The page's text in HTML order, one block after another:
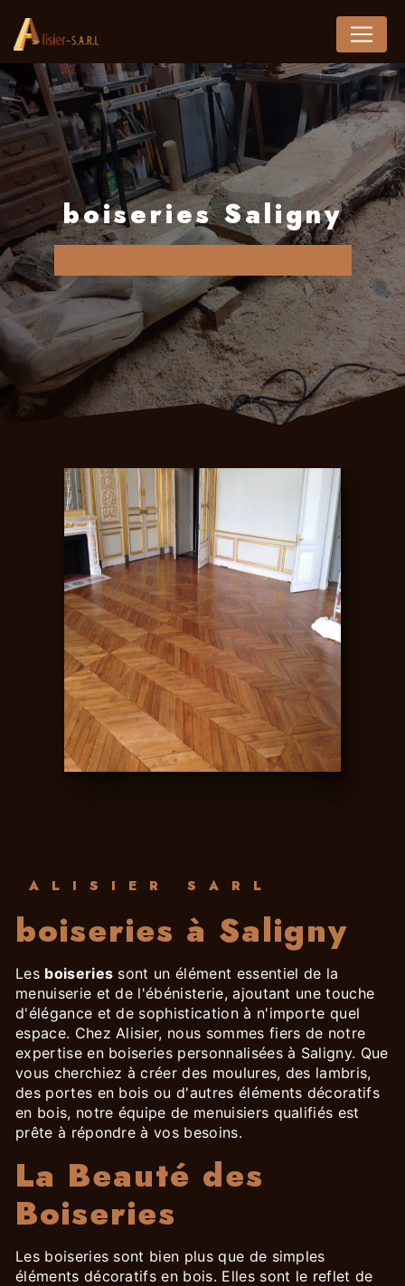
boiseries Saligny
ALISIER SARL
boiseries à Saligny
Les boiseries sont un élément essentiel de la
menuiserie et de l'ébénisterie, ajoutant une touche
d'élégance et de sophistication à n'importe quel
espace. Chez Alisier, nous sommes fiers de notre
expertise en boiseries personnalisées à Saligny. Que
vous cherchiez à créer des moulures, des lambris,
des portes en bois ou d'autres éléments décoratifs
en bois, notre équipe de menuisiers qualifiés est
prête à répondre à vos besoins.
La Beauté des
Boiseries
Les boiseries sont bien plus que de simples
éléments décoratifs en bois. Elles sont le reflet de